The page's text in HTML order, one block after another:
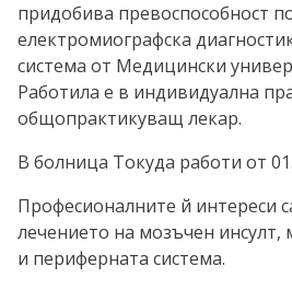
придобива превоспособност
електромиографска
система от Медицински
Работила е в индивидуална
общопрактикуващ лекар.
В болница Токуда работи от
Професионалните й интереси
лечението на мозъчен инсулт,
и периферната система.